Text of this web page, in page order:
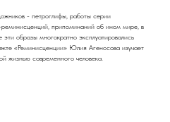
- петроглифы, работы серии
припоминаний об ином мире, в
образы многократно эксплуатировались
«Реминисценции» Юлия Агеносова изучает
жизнью современного человека.